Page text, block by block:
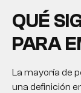
QUÉ
PARA
La mayoría de
una definición